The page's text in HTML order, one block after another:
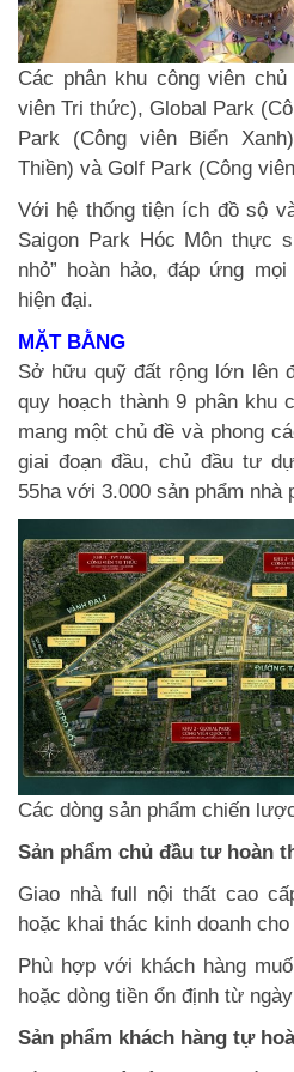
Các phân khu công viên
viên Tri thức), Global Park
Park (Công viên Biển
Thiền) và Golf Park (Công
Với hệ thống tiện ích đồ sộ
Saigon Park Hóc Môn thực
nhỏ” hoàn hảo, đáp ứng
hiện đại.
MẶT BẰNG
Sở hữu quỹ đất rộng lớn lên
quy hoạch thành 9 phân khu
mang một chủ đề và phong
giai đoạn đầu, chủ đầu tư
55ha với 3.000 sản phẩm nhà
Các dòng sản phẩm chiến
Sản phẩm chủ đầu tư hoàn
Giao nhà full nội thất cao
hoặc khai thác kinh doanh cho
Phù hợp với khách hàng
hoặc dòng tiền ổn định từ
Sản phẩm khách hàng tự